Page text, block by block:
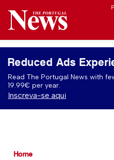
Reduced Ads
Read The Portugal News with
19.99€ per year.
Inscreva-se aqui
Home